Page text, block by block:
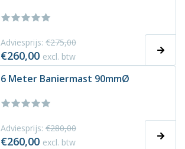
Adviesprijs: €275,00
€260,00 excl. btw
6 Meter Baniermast 90mmØ
Adviesprijs: €280,00
€260,00 excl. btw